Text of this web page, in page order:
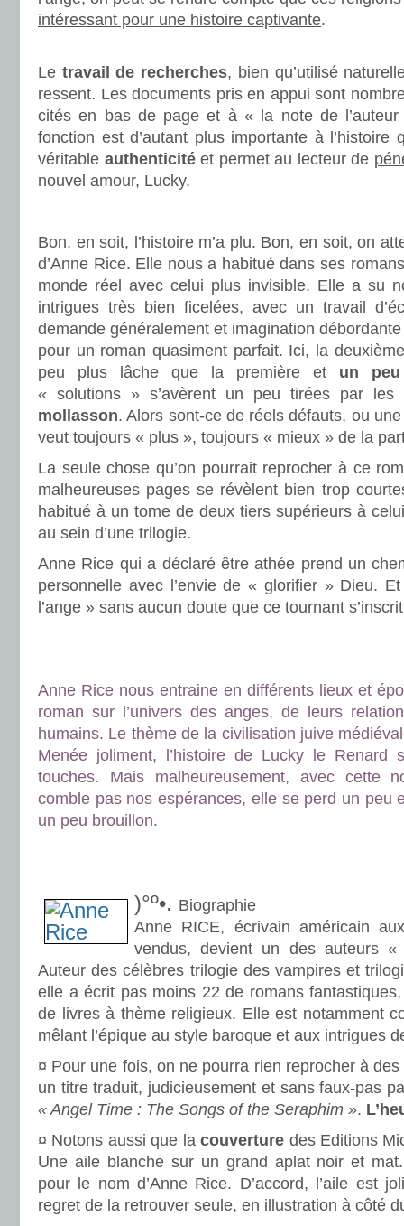
intéressant pour une histoire captivante.
Le travail de recherches, bien qu’utilisé
ressent. Les documents pris en appui sont
cités en bas de page et à « la note de
fonction est d’autant plus importante à l’histoire
véritable authenticitéet permet au lecteur de
nouvel amour, Lucky.
Bon, en soit, l’histoire m’a plu. Bon, en soit, on
d’Anne Rice. Elle nous a habitué dans ses
monde réel avec celui plus invisible. Elle a su
intrigues très bien ficelées, avec un travail
demande généralement et imagination
pour un roman quasiment parfait. Ici, la
peu plus lâche que la première et un peu
« solutions » s’avèrent un peu tirées par
mollasson. Alors sont-ce de réels défauts, ou
veut toujours « plus », toujours « mieux » de la
La seule chose qu’on pourrait reprocher à ce
malheureuses pages se révèlent bien trop
habitué à un tome de deux tiers supérieurs à
au sein d’une trilogie.
Anne Rice qui a déclaré être athée prend un
personnelle avec l’envie de « glorifier » Dieu.
l’ange » sans aucun doute que ce tournant
Anne Rice nous entraine en différents lieux et
roman sur l’univers des anges, de leurs
humains. Le thème de la civilisation juive
Menée joliment, l’histoire de Lucky le Renard
touches. Mais malheureusement, avec cette
comble pas nos espérances, elle se perd un peu
un peu brouillon.
)°º•. Biographie
Anne RICE, écrivain américain
vendus, devient un des auteurs
Auteur des célèbres trilogie des vampires et
elle a écrit pas moins 22 de romans
de livres à thème religieux. Elle est notamment
mêlant l’épique au style baroque et aux intrigues
¤ Pour une fois, on ne pourra rien reprocher à
un titre traduit, judicieusement et sans faux-pas
« Angel Time : The Songs of the Seraphim ».
¤ Notons aussi que lacouverture des Editions
Une aile blanche sur un grand aplat noir et
pour le nom d’Anne Rice. D’accord, l’aile est
regret de la retrouver seule, en illustration à côté